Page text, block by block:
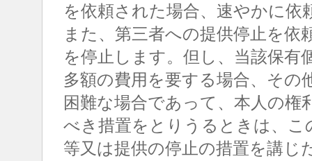
を依頼された場合、速やかに
また、第三者への提供停止を
を停止します。但し、当該保有
多額の費用を要する場合、その
困難な場合であって、本人の
べき措置をとりうるときは、
等又は提供の停止の措置を講